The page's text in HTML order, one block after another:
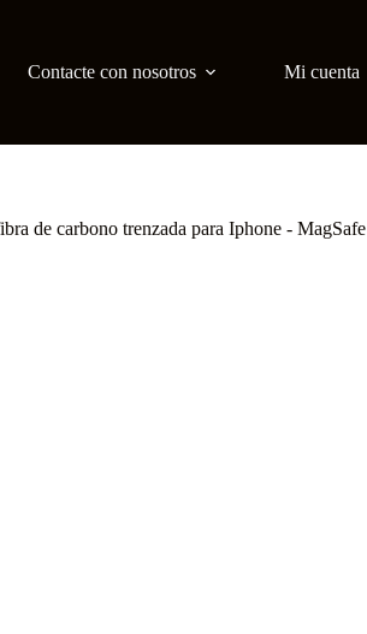
Contacte con nosotros Mi cuenta
de carbono trenzada para Iphone - MagSafe